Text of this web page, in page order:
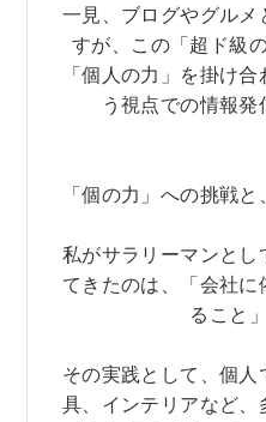
一見、ブログやグル
すが、この「超ド級
「個人の力」を掛け
う視点での情報発
「個の力」への挑戦
私がサラリーマンとし
てきたのは、「会社
ること
その実践として、個
具、インテリアなど